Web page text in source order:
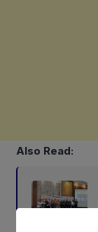
Also Read: